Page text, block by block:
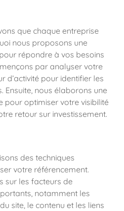
que chaque entreprise
nous proposons une
répondre à vos besoins
par analyser votre
d’activité pour identifier les
Ensuite, nous élaborons une
pour optimiser votre visibilité
retour sur investissement.
des techniques
votre référencement.
sur les facteurs de
notamment les
site, le contenu et les liens